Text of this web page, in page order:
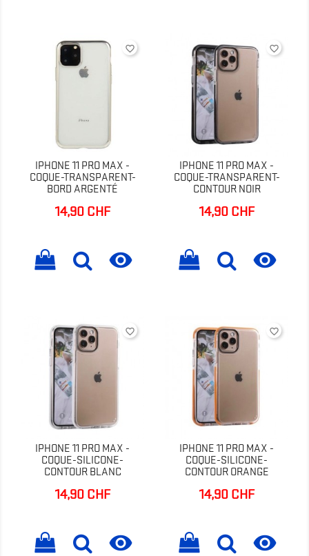
IPHONE 11 PRO MAX -
COQUE-TRANSPARENT-
BORD ARGENTÉ
Prix
14,90 CHF

favorite_border
IPHONE 11 PRO MAX -
COQUE-TRANSPARENT-
CONTOUR NOIR
Prix
14,90 CHF

favorite_border
IPHONE 11 PRO MAX -
COQUE-SILICONE-
CONTOUR BLANC
Prix
14,90 CHF

favorite_border
IPHONE 11 PRO MAX -
COQUE-SILICONE-
CONTOUR ORANGE
Prix
14,90 CHF

favorite_border